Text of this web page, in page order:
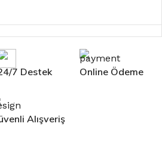
7 Destek Online Ödeme
Alışveriş